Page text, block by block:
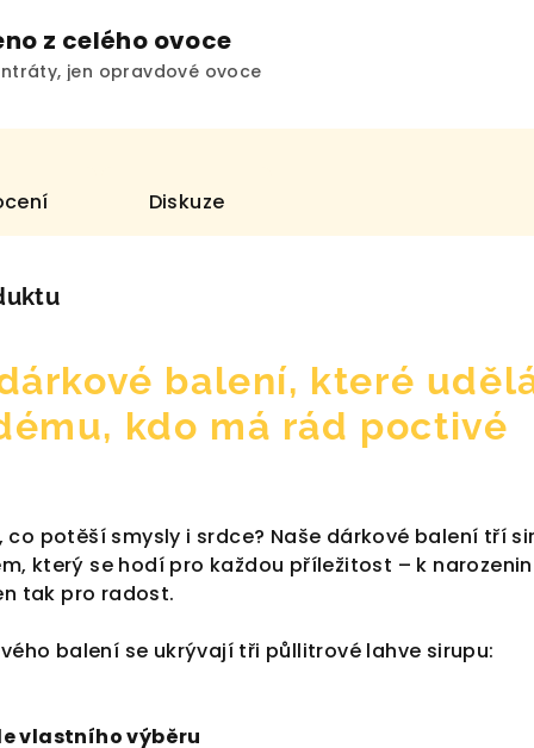
z celého ovoce
jen opravdové ovoce
Diskuze
balení, které
kdo má rád poctivé
potěší smysly i srdce? Naše dárkové balení tří
který se hodí pro každou příležitost – k
tak pro radost.
balení se ukrývají tři půllitrové lahve sirupu:
vlastního výběru